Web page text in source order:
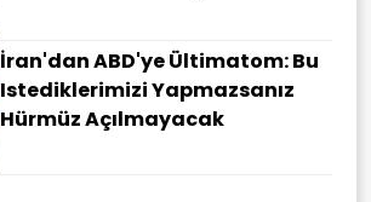
İran'dan ABD'ye Ültimatom: Bu
Istediklerimizi Yapmazsanız
Hürmüz Açılmayacak